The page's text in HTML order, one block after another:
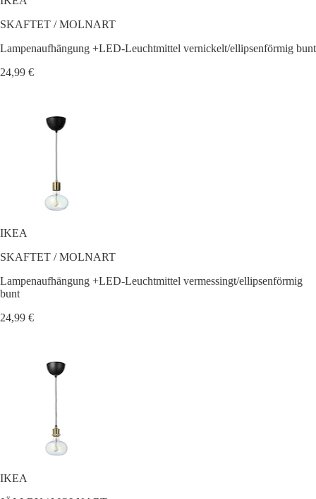
SKAFTET / MOLNART
Lampenaufhängung +LED-Leuchtmittel vernickelt/ellipsenförmig bunt
24,99 €
IKEA
SKAFTET / MOLNART
Lampenaufhängung +LED-Leuchtmittel vermessingt/ellipsenförmig
bunt
24,99 €
IKEA